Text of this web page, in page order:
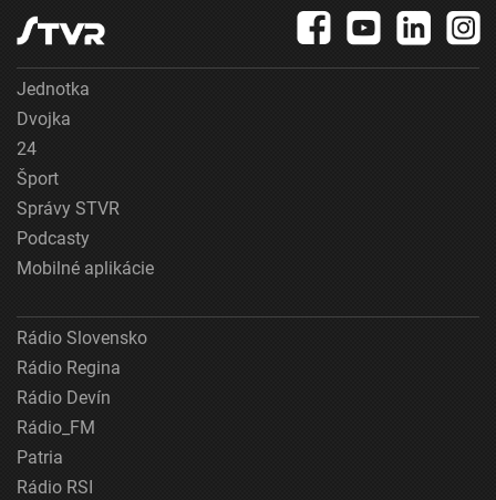
Jednotka
Dvojka
24
Šport
Správy STVR
Podcasty
Mobilné aplikácie
Rádio Slovensko
Rádio Regina
Rádio Devín
Rádio_FM
Patria
Rádio RSI